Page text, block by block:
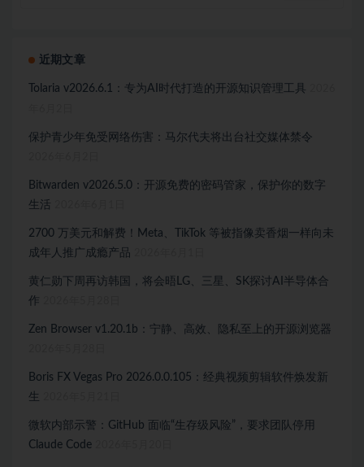
近期文章
Tolaria v2026.6.1：专为AI时代打造的开源知识管理工具
保护青少年免受网络伤害：马尔代夫将出台社交媒体禁令
Bitwarden v2026.5.0：开源免费的密码管家，保护你的数字
生活
2700 万美元和解费！Meta、TikTok 等被指像卖香烟一样向未
成年人推广成瘾产品
黄仁勋下周再访韩国，将会晤LG、三星、SK探讨AI半导体合
作
Zen Browser v1.20.1b：宁静、高效、隐私至上的开源浏览器
Boris FX Vegas Pro 2026.0.0.105：经典视频剪辑软件焕发新
生
微软内部示警：GitHub 面临“生存级风险”，要求团队停用
Claude Code